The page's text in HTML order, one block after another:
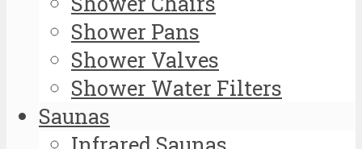
Shower Pans
Shower Valves
Shower Water Filters
Saunas